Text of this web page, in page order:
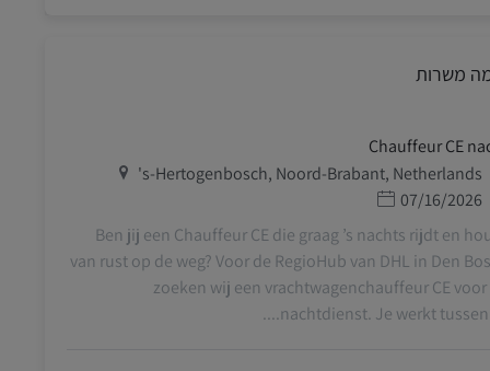
משרות
Chauffeur CE
מיקום
's-Hertogenbosch, Noord-Brabant, Netherlands
תאריך פרסום
07/16/2026
Ben jij een Chauffeur CE die graag ’s nachts rijdt en
van rust op de weg? Voor de RegioHub van DHL in Den
zoeken wij een vrachtwagenchauffeur CE
nachtdienst. Je werkt tussen